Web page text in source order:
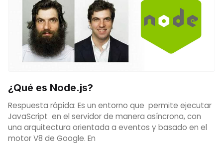
¿Qué es Node.js?
Respuesta rápida: Es un entorno que permite ejecutar
JavaScript en el servidor de manera asíncrona, con
una arquitectura orientada a eventos y basado en el
motor V8 de Google. En